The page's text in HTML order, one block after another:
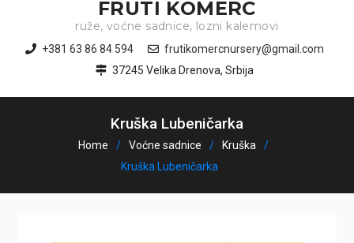
FRUTI KOMERC
ruže, voćne sadnice, lozni kalemovi
+381 63 86 84 594
frutikomercnursery@gmail.com
37245 Velika Drenova, Srbija
Kruška Lubeničarka
Home Voćne sadnice
Kruška
Kruška Lubeničarka